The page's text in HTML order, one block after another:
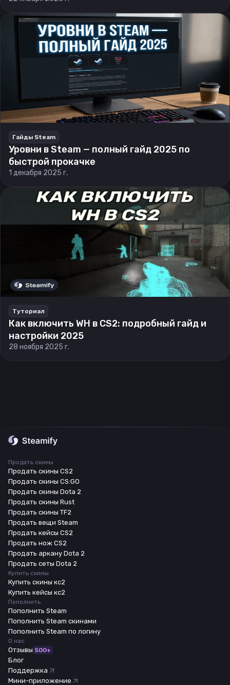
Гайды Steam
Уровни в Steam — полный гайд 2025 по
быстрой прокачке
1 декабря 2025 г.
Туториал
Как включить WH в CS2: подробный гайд и
настройки 2025
28 ноября 2025 г.
Продать скины
Продать скины CS2
Продать скины CS:GO
Продать скины Dota 2
Продать скины Rust
Продать скины TF2
Продать вещи Steam
Продать кейсы CS2
Продать нож CS2
Продать аркану Dota 2
Продать сеты Dota 2
Купить скины
Купить скины кс2
Купить кейсы кс2
Пополнить
Пополнить Steam
Пополнить Steam скинами
Пополнить Steam по логину
О нас
Отзывы 500+
Блог
Поддержка
Мини-приложение